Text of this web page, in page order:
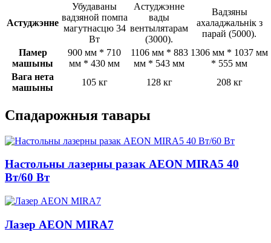
Астуджэнне
Убудаваны
вадзяной помпа
магутнасцю 34
Вт
Астуджэнне
вады
вентылятарам
(3000).
Вадзяны
ахаладжальнік з
парай (5000).
Памер
машыны
900 мм * 710
мм * 430 мм
1106 мм * 883
мм * 543 мм
1306 мм * 1037 мм
* 555 мм
Вага нета
машыны
105 кг 128 кг 208 кг
Спадарожныя тавары
Настольны лазерны разак AEON MIRA5 40
Вт/60 Вт
Лазер AEON MIRA7